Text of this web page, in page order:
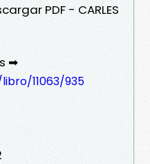
PDF - CARLES
➡
11063/935